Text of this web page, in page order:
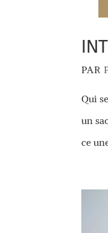
PAR
Qui
un
ce